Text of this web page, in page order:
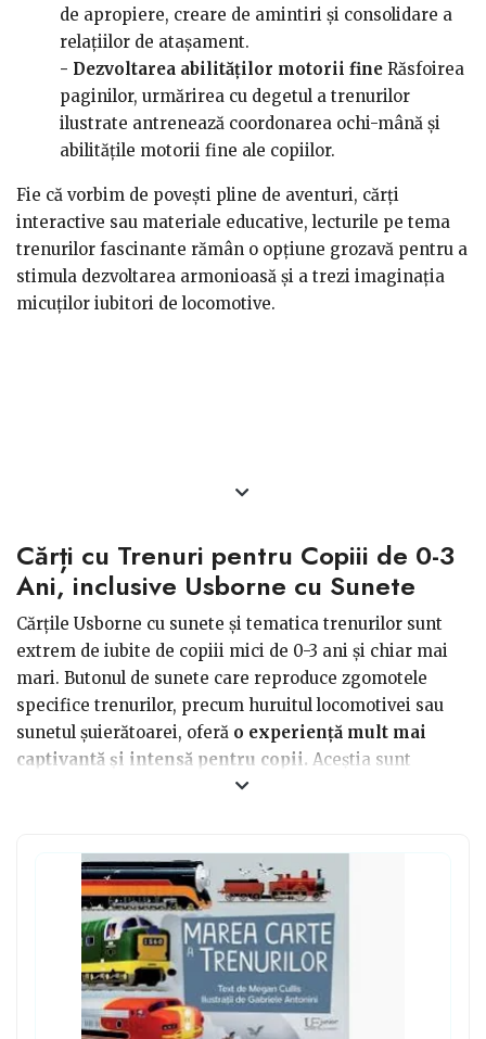
de apropiere, creare de amintiri și consolidare a
relațiilor de atașament.
- Dezvoltarea abilităților motorii fine Răsfoirea
paginilor, urmărirea cu degetul a trenurilor
ilustrate antrenează coordonarea ochi-mână și
abilitățile motorii fine ale copiilor.
Fie că vorbim de povești pline de aventuri, cărți
interactive sau materiale educative, lecturile pe tema
trenurilor fascinante rămân o opțiune grozavă pentru a
stimula dezvoltarea armonioasă și a trezi imaginația
micuților iubitori de locomotive.
Cărți cu Trenuri pentru Copiii de 0-3
Ani, inclusive Usborne cu Sunete
Cărțile Usborne cu sunete și tematica trenurilor sunt
extrem de iubite de copiii mici de 0-3 ani și chiar mai
mari. Butonul de sunete care reproduce zgomotele
specifice trenurilor, precum huruitul locomotivei sau
sunetul șuierătoarei, oferă o experiență mult mai
captivantă și intensă pentru copii. Aceștia sunt
extrem de atrași de elementele interactive.
cărți stimulează și simțul auditiv al copiilor prin sunete
realiste, ajutându-i să facă conexiuni mai puternice
între imagini și lumea reală. Sunetele atrăgătoare îi
ajută pe copiii mici să rămână concentrați mai mult
timp asupra cărții și povestioarei, dezvoltându-le astfel
abilitățile de ascultare și atenție.